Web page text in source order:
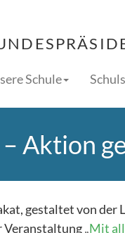
Schule
Aktion
gestaltet von der
Veranstaltung „Mit